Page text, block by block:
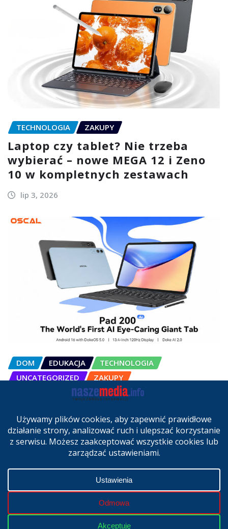
TECHNOLOGIA ZAKUPY
Laptop czy tablet? Nie trzeba
wybierać – nowe MEGA 12 i Zeno
10 w kompletnych zestawach
lip 3, 2026
DOM EDUKACJA
TECHNOLOGIA
UNCATEGORIZED
ZAKUPY
OSCAL Pad 200 alternatywą dla
sprzedaży w Polsce
cze 27, 2026